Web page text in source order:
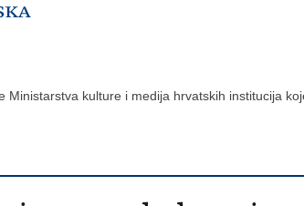
Ministarstva kulture i medija hrvatskih institucija